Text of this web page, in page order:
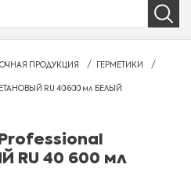
ПРОДУКЦИЯ
ГЕРМЕТИКИ
RU 40 600 мл БЕЛЫЙ
RU 40 600 мл